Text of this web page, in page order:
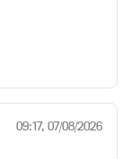
09:17, 07/08/2026